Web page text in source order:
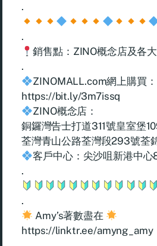
.
.
銷售點：ZINO概念店及各
.
ZINOMALL.com網上購買：
https://bit.ly/3m7issq
ZINO概念店：
銅鑼灣告士打道311號皇室堡
荃灣青山公路荃灣段293號荃
客戶中心：尖沙咀新港中心
.
.
Amy’s著數盡在
https://linktr.ee/amyng_amy